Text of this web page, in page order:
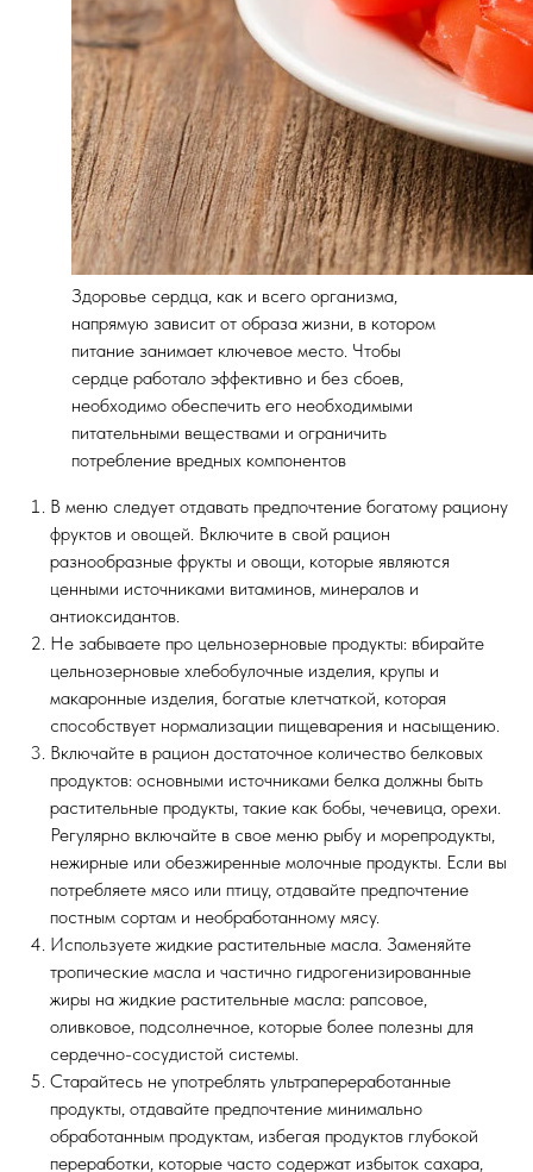
Здоровье сердца, как и всего организма,
напрямую зависит от образа жизни, в котором
питание занимает ключевое место. Чтобы
сердце работало эффективно и без сбоев,
необходимо обеспечить его необходимыми
питательными веществами и ограничить
потребление вредных компонентов
В меню следует отдавать предпочтение богатому рациону
фруктов и овощей. Включите в свой рацион
разнообразные фрукты и овощи, которые являются
ценными источниками витаминов, минералов и
антиоксидантов.
Не забываете про цельнозерновые продукты: вбирайте
цельнозерновые хлебобулочные изделия, крупы и
макаронные изделия, богатые клетчаткой, которая
способствует нормализации пищеварения и насыщению.
Включайте в рацион достаточное количество белковых
продуктов: основными источниками белка должны быть
растительные продукты, такие как бобы, чечевица, орехи.
Регулярно включайте в свое меню рыбу и морепродукты,
нежирные или обезжиренные молочные продукты. Если вы
потребляете мясо или птицу, отдавайте предпочтение
постным сортам и необработанному мясу.
Используете жидкие растительные масла. Заменяйте
тропические масла и частично гидрогенизированные
жиры на жидкие растительные масла: рапсовое,
оливковое, подсолнечное, которые более полезны для
сердечно-сосудистой системы.
Старайтесь не употреблять ультрапереработанные
продукты, отдавайте предпочтение минимально
обработанным продуктам, избегая продуктов глубокой
переработки, которые часто содержат избыток сахара,